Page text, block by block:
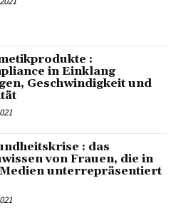
:
in Einklang
Geschwindigkeit und
: das
von Frauen, die in
unterrepräsentiert